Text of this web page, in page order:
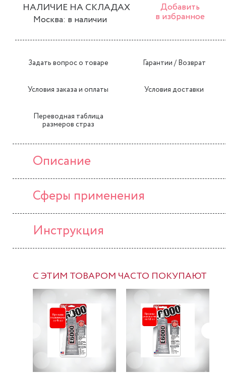
НАЛИЧИЕ НА СКЛАДАХ
Москва: в наличии
Добавить
в избранное
Задать вопрос о товаре Гарантии / Возврат
Условия заказа и оплаты Условия доставки
Переводная таблица
размеров страз
Описание
Сферы применения
Инструкция
С ЭТИМ ТОВАРОМ ЧАСТО ПОКУПАЮТ